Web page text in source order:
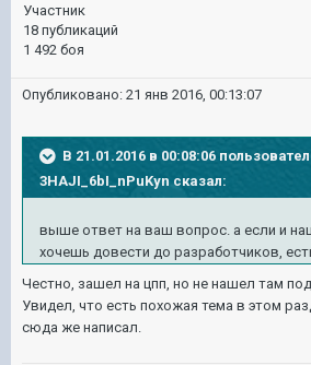
Участник
18 публикаций
1 492 боя
Опубликовано: 21 янв 2016, 00:13:07
В 21.01.2016 в 00:08:06
3HAJI_6bI_nPuKyn сказал:
выше ответ на ваш вопрос. а если и
хочешь довести до разработчиков,
Честно, зашел на цпп, но не нашел там
Увидел, что есть похожая тема в этом
сюда же написал.